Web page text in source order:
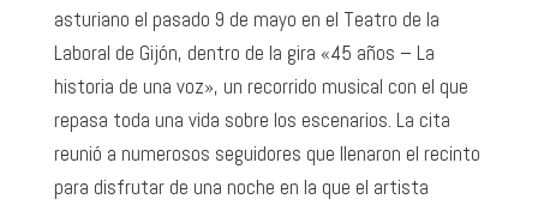
asturiano el pasado 9 de mayo en el Teatro de la
Laboral de Gijón, dentro de la gira «45 años – La
historia de una voz», un recorrido musical con el que
repasa toda una vida sobre los escenarios. La cita
reunió a numerosos seguidores que llenaron el recinto
para disfrutar de una noche en la que el artista